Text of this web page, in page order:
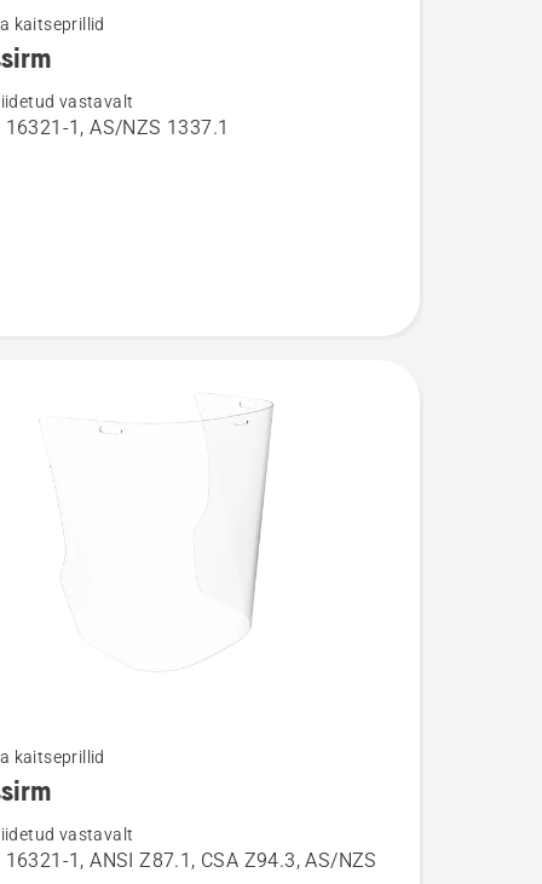
kaitseprillid
vastavalt
16321-1, AS/NZS 1337.1
kaitseprillid
vastavalt
16321-1, ANSI Z87.1, CSA Z94.3, AS/NZS